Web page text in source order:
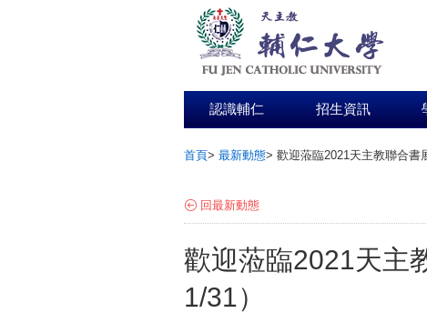
認識輔仁 招生資訊
首頁> 最新動態> 歡迎蒞臨2021天主教聯合書
回最新動態
歡迎蒞臨2021天主
1/31）